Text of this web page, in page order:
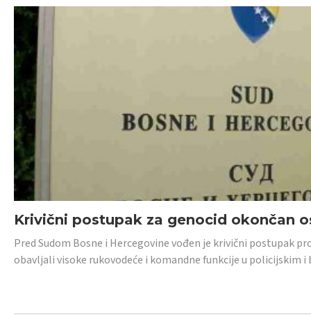
Krivični postupak za genocid okončan
Pred Sudom Bosne i Hercegovine vođen je krivični postupak
obavljali visoke rukovodeće i komandne funkcije u policijskim